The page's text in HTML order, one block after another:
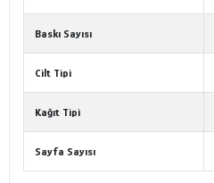
Baskı Sayısı
Cilt Tipi
Kağıt Tipi
Sayfa Sayısı